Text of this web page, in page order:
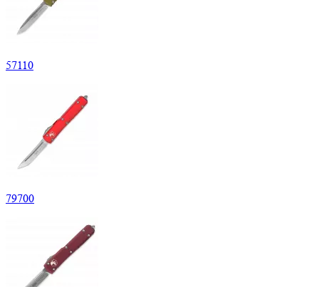
57110
79700